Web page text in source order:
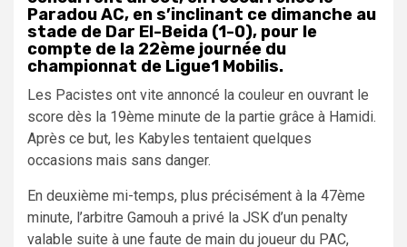
Paradou AC, en s’inclinant ce dimanche au
stade de Dar El-Beida (1-0), pour le
compte de la 22ème journée du
championnat de Ligue1 Mobilis.
Les Pacistes ont vite annoncé la couleur en ouvrant le
score dès la 19ème minute de la partie grâce à Hamidi.
Après ce but, les Kabyles tentaient quelques
occasions mais sans danger.
En deuxième mi-temps, plus précisément à la 47ème
minute, l’arbitre Gamouh a privé la JSK d’un penalty
valable suite à une faute de main du joueur du PAC,